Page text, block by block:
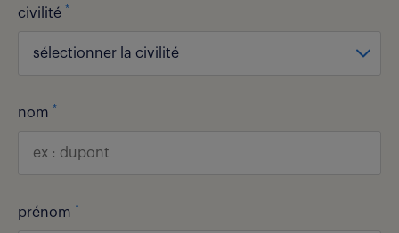
civilité *
sélectionner la civilité
nom *
prénom *